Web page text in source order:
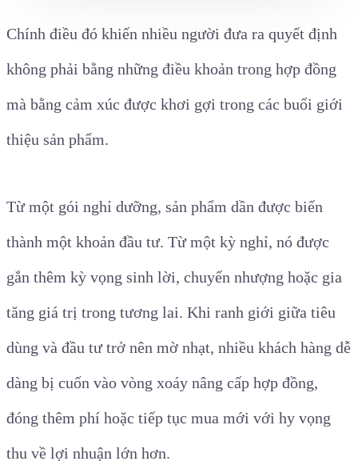
Chính điều đó khiến nhiều người đưa ra quyết định
không phải bằng những điều khoản trong hợp đồng
mà bằng cảm xúc được khơi gợi trong các buổi giới
thiệu sản phẩm.
Từ một gói nghỉ dưỡng, sản phẩm dần được biến
thành một khoản đầu tư. Từ một kỳ nghỉ, nó được
gắn thêm kỳ vọng sinh lời, chuyển nhượng hoặc gia
tăng giá trị trong tương lai. Khi ranh giới giữa tiêu
dùng và đầu tư trở nên mờ nhạt, nhiều khách hàng dễ
dàng bị cuốn vào vòng xoáy nâng cấp hợp đồng,
đóng thêm phí hoặc tiếp tục mua mới với hy vọng
thu về lợi nhuận lớn hơn.